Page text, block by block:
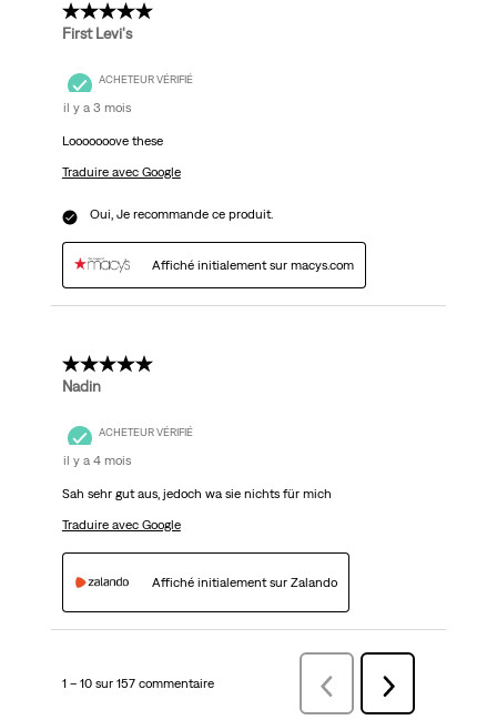
5 étoile(s) sur 5.
First Levi's
ACHETEUR VÉRIFIÉ
il y a 3 mois
Looooooove these
Traduire avec Google
Oui, Je recommande ce produit.
Affiché initialement sur macys.com
5 étoile(s) sur 5.
Nadin
ACHETEUR VÉRIFIÉ
il y a 4 mois
Sah sehr gut aus, jedoch wa sie nichts für mich
Traduire avec Google
Affiché initialement sur Zalando
1 – 10 sur 157 commentaire Précédentcommentaire
Suivant
commentaire